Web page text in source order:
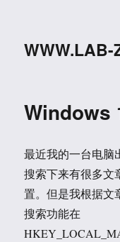
WWW.LAB-
Windows
最近我的一台电脑
搜索下来有很多文
置。但是我根据文
搜索功能在